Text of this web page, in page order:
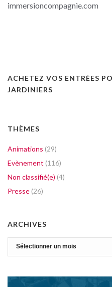
immersioncompagnie.com
ACHETEZ VOS ENTRÉES
JARDINIERS
THÈMES
Animations (29)
Evènement (116)
Non classifié(e) (4)
Presse (26)
ARCHIVES
Archives